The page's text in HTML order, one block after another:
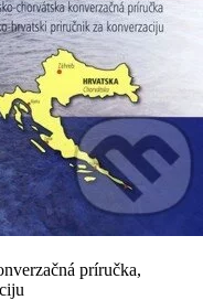
príručka,